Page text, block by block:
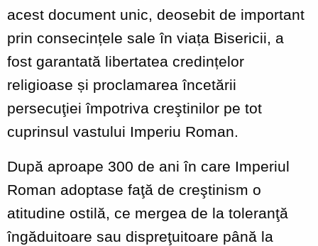
acest document unic, deosebit de important
prin consecințele sale în viața Bisericii, a
fost garantată libertatea credințelor
religioase și proclamarea încetării
persecuţiei împotriva creştinilor pe tot
cuprinsul vastului Imperiu Roman.
După aproape 300 de ani în care Imperiul
Roman adoptase faţă de creştinism o
atitudine ostilă, ce mergea de la toleranţă
îngăduitoare sau dispreţuitoare până la